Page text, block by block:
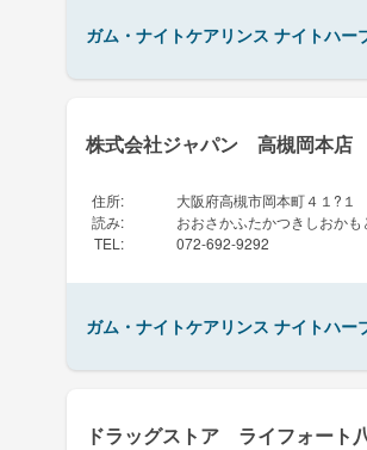
ガム・ナイトケアリンス ナイトハー
株式会社ジャパン 高槻岡本店
住所:
大阪府高槻市岡本町４１?１
読み:
おおさかふたかつきしおかも
TEL : 072-692-9292
ガム・ナイトケアリンス ナイトハー
ドラッグストア ライフォート